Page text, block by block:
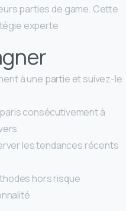
parties de game. Cette
experte.
à une partie et suivez-le
consécutivement à
les tendances récents
hors risque